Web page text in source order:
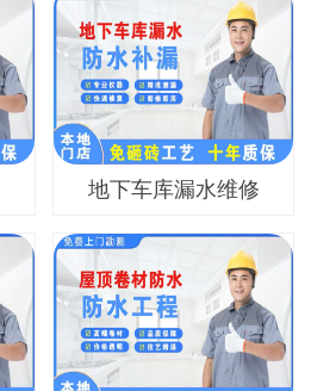
地下车库漏水维修